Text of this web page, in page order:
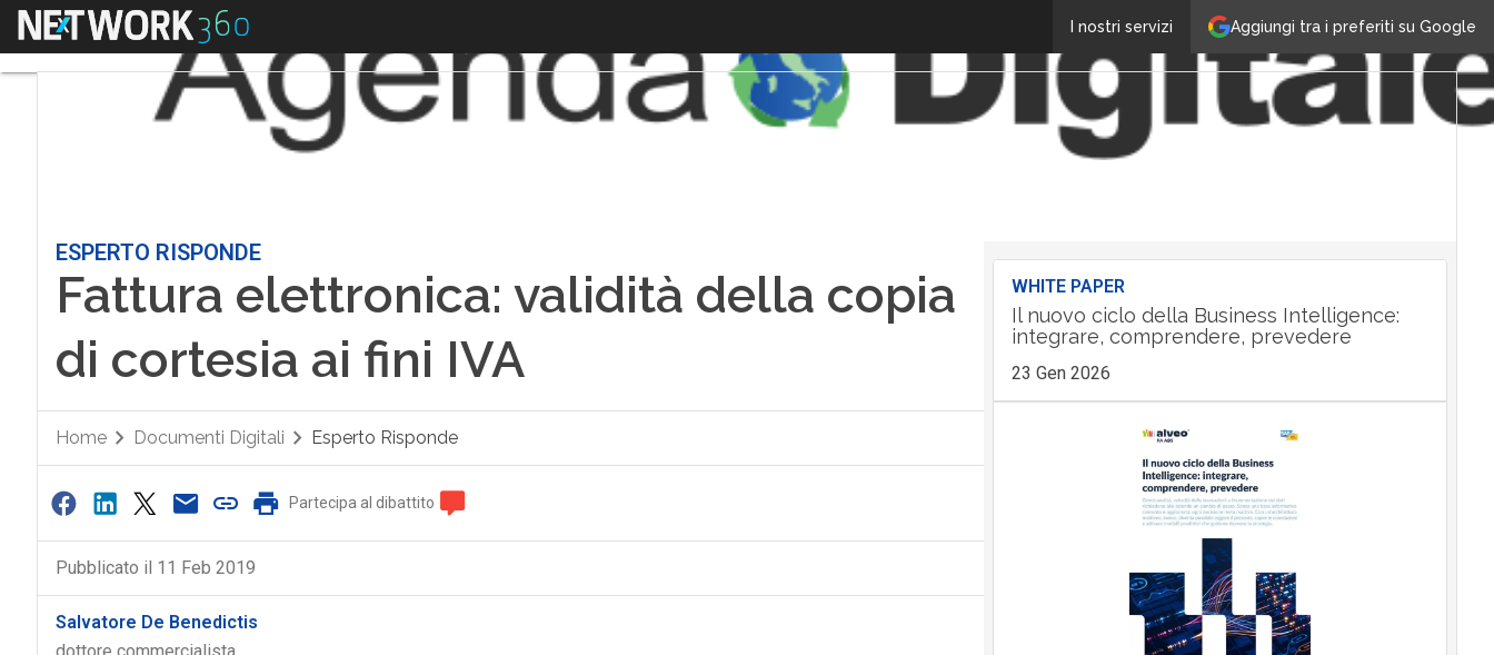
Aggiungi tra i preferiti su Google
I nostri servizi
Menu
ESPERTO RISPONDE
Fattura elettronica: validità della copia
di cortesia ai fini IVA
Home Documenti Digitali Esperto Risponde
Partecipa al dibattito
Pubblicato il 11 Feb 2019
Salvatore De Benedictis
WHITE PAPER
Il nuovo ciclo della Business Intelligence:
integrare, comprendere, prevedere
23 Gen 2026